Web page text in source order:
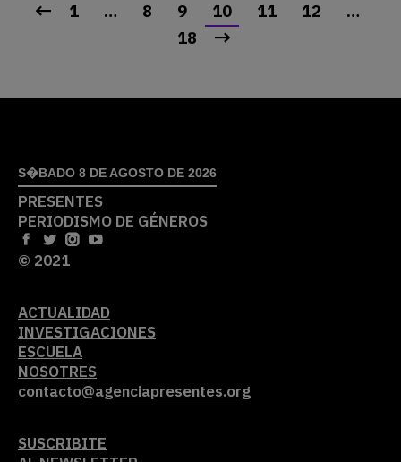
1 … 8 9 10 11 12
…
18
S�BADO 8 DE AGOSTO DE 2026
PRESENTES
PERIODISMO DE GÉNEROS
© 2021
ACTUALIDAD
INVESTIGACIONES
ESCUELA
NOSOTRES
contacto@agenciapresentes.org
SUSCRIBITE